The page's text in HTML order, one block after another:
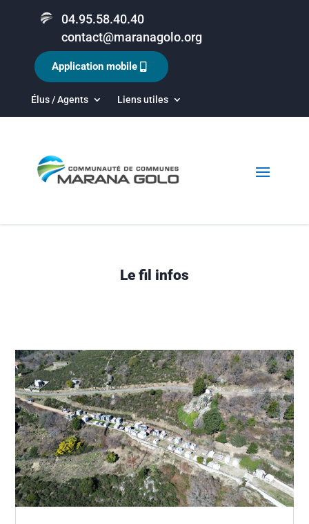
04.95.58.40.40
contact@maranagolo.org
Élus / Agents Liens utiles
Application mobile
Le fil infos